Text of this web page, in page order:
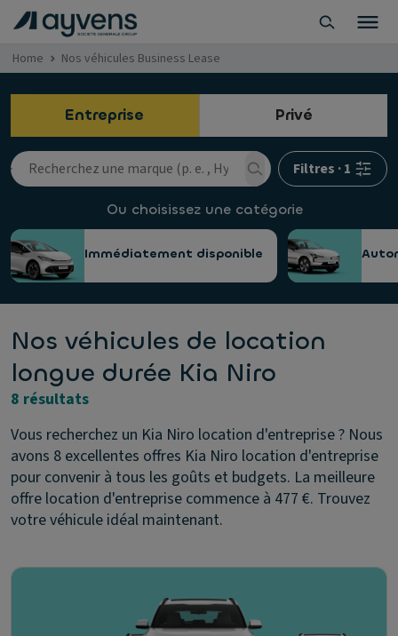
Home Nos véhicules Business Lease
Entreprise Privé
Filtres ·1
Ou choisissez une catégorie
Immédiatement disponible
Nos véhicules de location
longue durée Kia Niro
8 résultats
Vous recherchez un Kia Niro location d'entreprise ? Nous
avons 8 excellentes offres Kia Niro location d'entreprise
pour convenir à tous les goûts et budgets. La meilleure
offre location d'entreprise commence à 477 €. Trouvez
votre véhicule idéal maintenant.